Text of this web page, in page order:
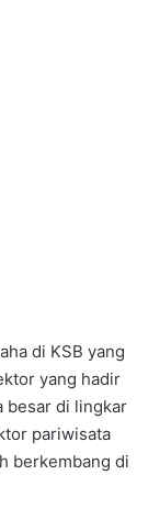
di KSB yang
yang hadir
besar di lingkar
pariwisata
berkembang di